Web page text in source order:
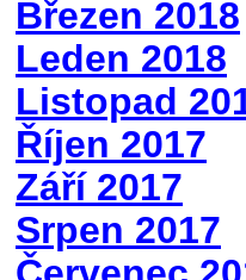
Březen 2018
Leden 2018
Listopad
Říjen 2017
Září 2017
Srpen 2017